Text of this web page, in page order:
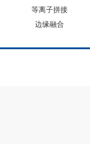
等离子拼接
边缘融合